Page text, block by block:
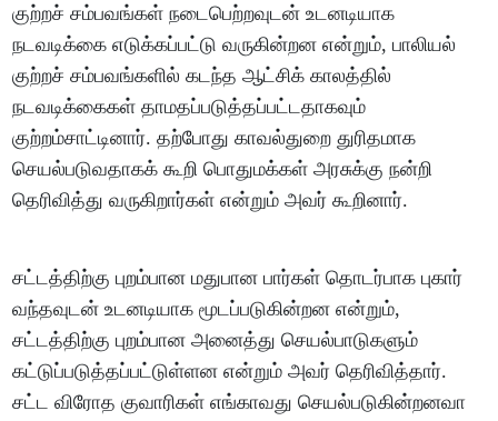
குற்றச் சம்பவங்கள் நடைபெற்றவுடன் உடனடியாக
நடவடிக்கை எடுக்கப்பட்டு வருகின்றன என்றும், பாலியல்
குற்றச் சம்பவங்களில் கடந்த ஆட்சிக் காலத்தில்
நடவடிக்கைகள் தாமதப்படுத்தப்பட்டதாகவும்
குற்றம்சாட்டினார். தற்போது காவல்துறை துரிதமாக
செயல்படுவதாகக் கூறி பொதுமக்கள் அரசுக்கு நன்றி
தெரிவித்து வருகிறார்கள் என்றும் அவர் கூறினார்.
சட்டத்திற்கு புறம்பான மதுபான பார்கள் தொடர்பாக புகார்
வந்தவுடன் உடனடியாக மூடப்படுகின்றன என்றும்,
சட்டத்திற்கு புறம்பான அனைத்து செயல்பாடுகளும்
கட்டுப்படுத்தப்பட்டுள்ளன என்றும் அவர் தெரிவித்தார்.
சட்ட விரோத குவாரிகள் எங்காவது செயல்படுகின்றனவா